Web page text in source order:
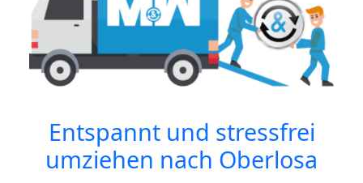
Entspannt und stressfrei
umziehen nach Oberlosa